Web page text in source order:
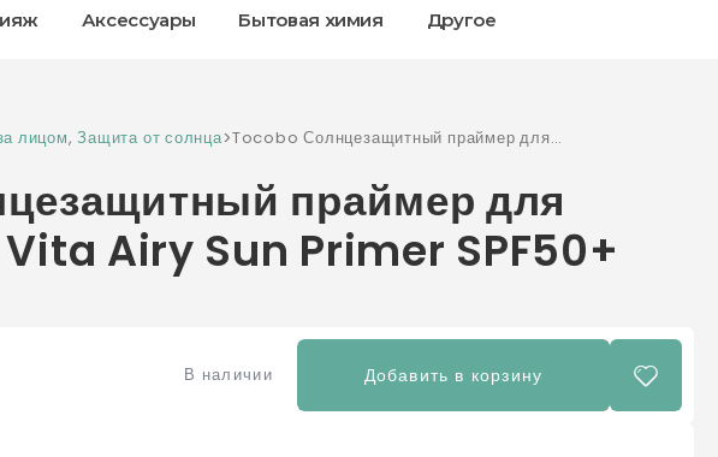
Аксессуары Бытовая химия Другое
лицом,Защита от солнца>Tocobo Солнцезащитный праймер для
PA++++праймер для
Airy Sun Primer SPF50+
В наличии Добавить в корзину